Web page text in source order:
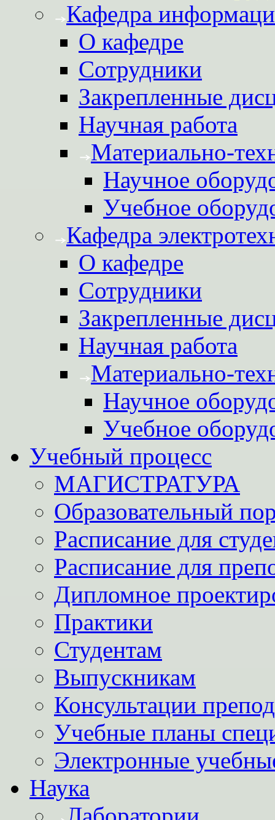
Кафедра
О кафедре
Сотрудники
Закрепленные
Научная работа
Материально-
Научное
Учебное
Кафедра
О кафедре
Сотрудники
Закрепленные
Научная работа
Материально-
Научное
Учебное
Учебный процесс
МАГИСТРАТУРА
Образовательный
Расписание для
Расписание для
Дипломное
Практики
Студентам
Выпускникам
Консультации
Учебные планы
Электронные
Наука